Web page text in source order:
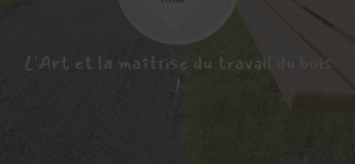
L'Art et la maîtrise du travail du bois
!